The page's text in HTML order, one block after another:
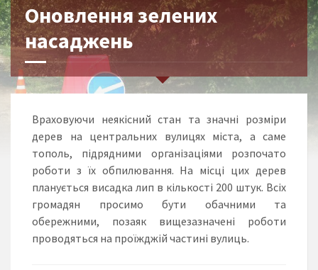
Оновлення зелених
насаджень
Враховуючи неякісний стан та значні розміри
дерев на центральних вулицях міста, а саме
тополь, підрядними організаціями розпочато
роботи з їх обпилювання. На місці цих дерев
планується висадка лип в кількості 200 штук. Всіх
громадян просимо бути обачними та
обережними, позаяк вищезазначені роботи
проводяться на проїжджій частині вулиць.